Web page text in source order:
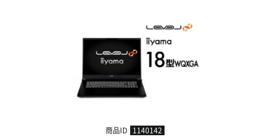
商品ID 1140142